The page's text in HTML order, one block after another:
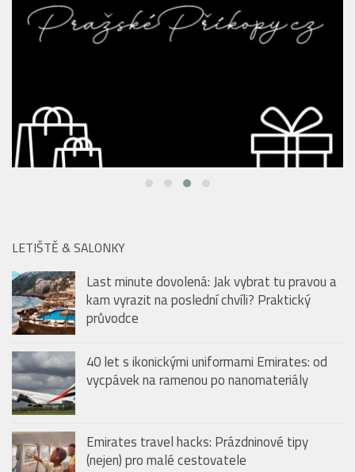
LETIŠTĚ & SALONKY
Last minute dovolená: Jak vybrat tu pravou a
kam vyrazit na poslední chvíli? Praktický
průvodce
40 let s ikonickými uniformami Emirates: od
vycpávek na ramenou po nanomateriály
Emirates travel hacks: Prázdninové tipy
(nejen) pro malé cestovatele